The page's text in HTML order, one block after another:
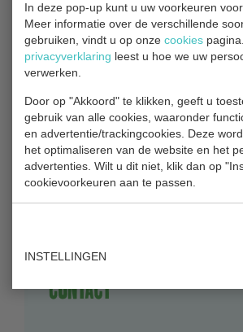
In deze pop-up kunt u uw voorkeuren
Meer informatie over de verschillende
gebruiken, vindt u op onze cookies
privacyverklaring leest u hoe we uw
verwerken.
Door op "Akkoord" te klikken, geeft u
gebruik van alle cookies, waaronder
en advertentie/trackingcookies. Deze
het optimaliseren van de website en het
advertenties. Wilt u dit niet, klik dan op
cookievoorkeuren aan te passen.
INSTELLINGEN
aanloop daar naar toe zijn inwoners,
kinderen en andere maatschappelijke
betrokken bij de idee- en planvorming
voorzieningen. Inmiddels zijn er ook
gerealiseerd.
TERUG NAAR OVERZICHT
Contact